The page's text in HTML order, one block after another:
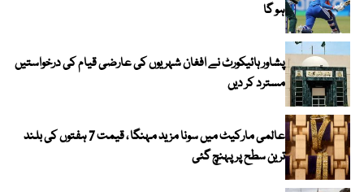
ہو گا
پشاور ہائیکورٹ نے افغان شہریوں کی عارضی قیام کی درخواستیں
مسترد کر دیں
عالمی مارکیٹ میں سونا مزید مہنگا ، قیمت 7 ہفتوں کی بلند
ترین سطح پر پہنچ گئی